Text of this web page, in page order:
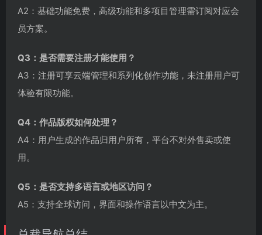
A2：基础功能免费，高级功能和多项目管理需订阅对应会
员方案。
Q3：是否需要注册才能使用？
A3：注册可享云端管理和系列化创作功能，未注册用户可
体验有限功能。
Q4：作品版权如何处理？
A4：用户生成的作品归用户所有，平台不对外售卖或使
用。
Q5：是否支持多语言或地区访问？
A5：支持全球访问，界面和操作语言以中文为主。